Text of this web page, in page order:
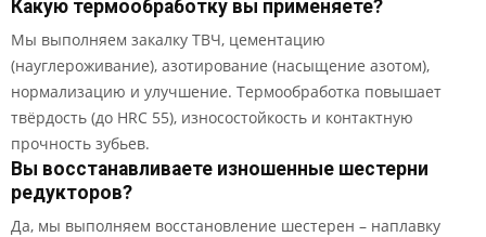
Какую термообработку вы применяете?
Мы выполняем закалку ТВЧ, цементацию
(науглероживание), азотирование (насыщение азотом),
нормализацию и улучшение. Термообработка повышает
твёрдость (до HRC 55), износостойкость и контактную
прочность зубьев.
Вы восстанавливаете изношенные шестерни
редукторов?
Да, мы выполняем восстановление шестерен – наплавку